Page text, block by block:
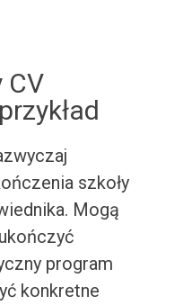
CV
szkoły
Mogą
program
konkretne